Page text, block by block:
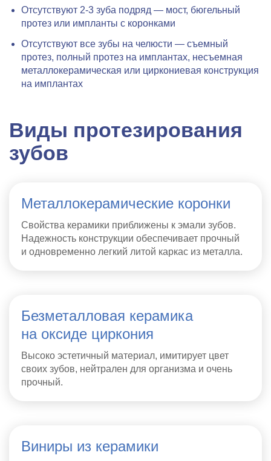
Отсутствуют 2-3 зуба подряд — мост, бюгельный
протез или импланты с коронками
Отсутствуют все зубы на челюсти — съемный
протез, полный протез на имплантах, несъемная
металлокерамическая или циркониевая конструкция
на имплантах
Виды протезирования
зубов
Металлокерамические коронки
Свойства керамики приближены к эмали зубов.
Надежность конструкции обеспечивает прочный
и одновременно легкий литой каркас из металла.
Безметалловая керамика
на оксиде циркония
Высоко эстетичный материал, имитирует цвет
своих зубов, нейтрален для организма и очень
прочный.
Виниры из керамики